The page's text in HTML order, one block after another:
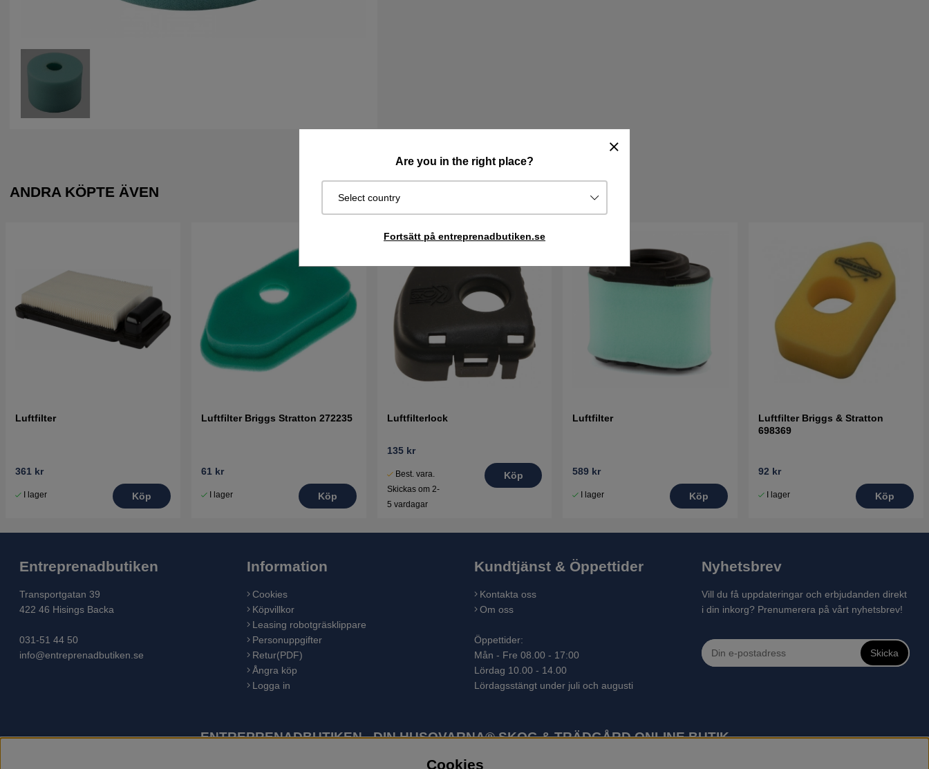
Are you in the right place?
Select country
Fortsätt på entreprenadbutiken.se
ANDRA KÖPTE ÄVEN
Luftfilter
361 kr
I lager Köp
Luftfilter Briggs Stratton 272235
61 kr
I lager Köp
Luftfilterlock
135 kr
Best. vara.
Skickas om 2-
5 vardagar
Köp
Luftfilter
589 kr
I lager Köp
Luftfilter Briggs & Stratton
698369
92 kr
I lager Köp
Entreprenadbutiken
Transportgatan 39
422 46 Hisings Backa
031-51 44 50
info@entreprenadbutiken.se
Information
Cookies
Köpvillkor
Leasing robotgräsklippare
Personuppgifter
Retur(PDF)
Ångra köp
Logga in
Kundtjänst & Öppettider
Kontakta oss
Om oss
Öppettider:
Mån - Fre 08.00 - 17:00
Lördag 10.00 - 14.00
Lördagsstängt under juli och augusti
Nyhetsbrev
Vill du få uppdateringar och erbjudanden direkt
i din inkorg? Prenumerera på vårt nyhetsbrev!
Skicka
ENTREPRENADBUTIKEN - DIN HUSQVARNA® SKOG & TRÄDGÅRD ONLINE BUTIK
Husqvarna är världens största tillverkare av utomhusprodukter som skogsmaskiner och trädgårdsmaskiner. I sortimentet finns bl.a. robotgräsklippare, motorsågar, röjsågar, trimmers, riders,
Cookies